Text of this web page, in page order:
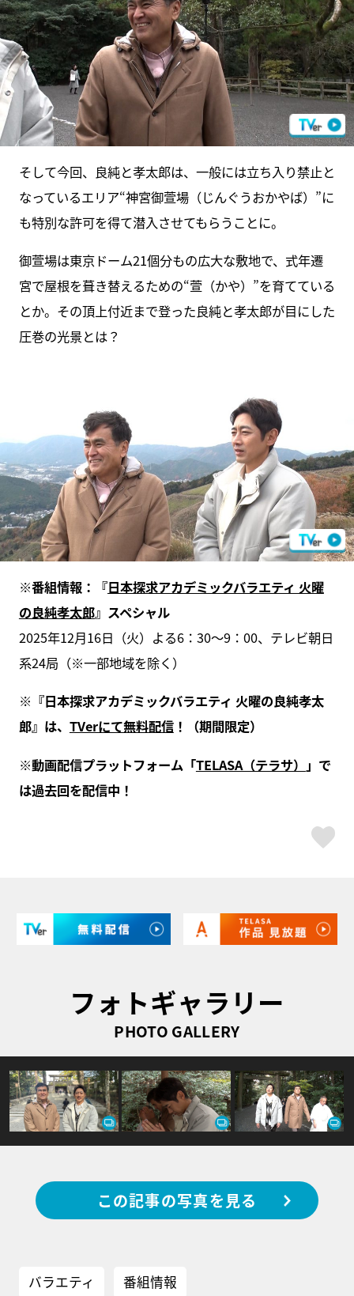
そして今回、良純と孝太郎は、一般には立ち入り禁止と
なっているエリア“神宮御萱場（じんぐうおかやば）”に
も特別な許可を得て潜入させてもらうことに。
御萱場は東京ドーム21個分もの広大な敷地で、式年遷
宮で屋根を葺き替えるための“萱（かや）”を育てている
とか。その頂上付近まで登った良純と孝太郎が目にした
圧巻の光景とは？
※番組情報：『日本探求アカデミックバラエティ 火曜
の良純孝太郎』スペシャル
2025年12月16日（火）よる6：30～9：00、テレビ朝日
系24局（※一部地域を除く）
※『日本探求アカデミックバラエティ 火曜の良純孝太
郎』は、 TVerにて無料配信！（期間限定）
※動画配信プラットフォーム「TELASA（テラサ） 」で
は過去回を配信中！
フォトギャラリー
PHOTO GALLERY
この記事の写真を見る
バラエティ 番組情報